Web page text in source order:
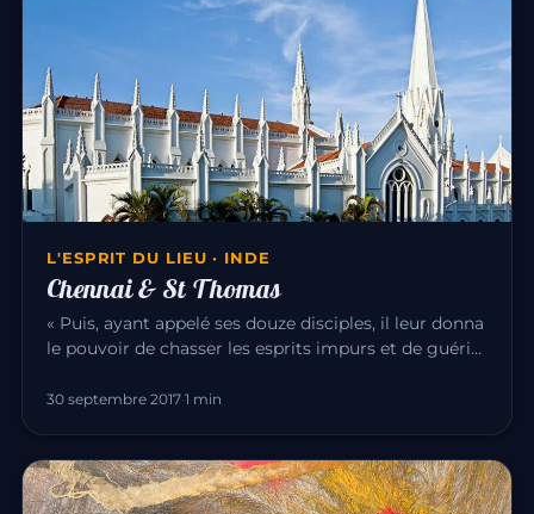
L'ESPRIT DU LIEU · INDE
Chennai & St Thomas
« Puis, ayant appelé ses douze disciples, il leur donna
le pouvoir de chasser les esprits impurs et de guérir
30 septembre 2017·1 min